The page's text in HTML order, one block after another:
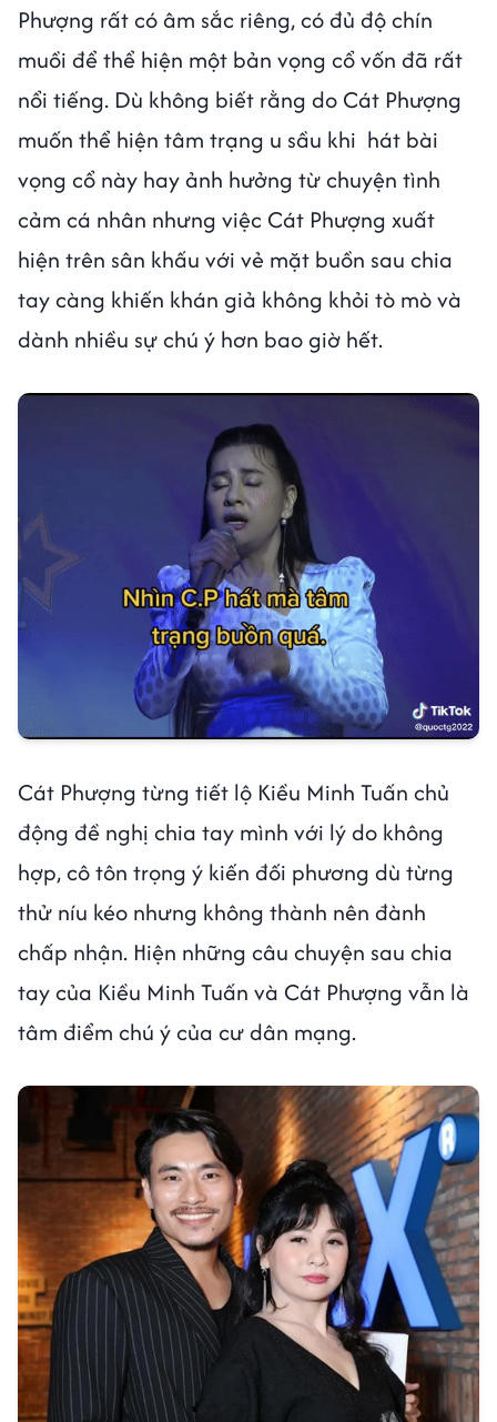
Phượng rất có âm sắc riêng, có đủ độ chín
muồi để thể hiện một bản vọng cổ vốn đã rất
nổi tiếng. Dù không biết rằng do Cát Phượng
muốn thể hiện tâm trạng u sầu khi hát bài
vọng cổ này hay ảnh hưởng từ chuyện tình
cảm cá nhân nhưng việc Cát Phượng xuất
hiện trên sân khấu với vẻ mặt buồn sau chia
tay càng khiến khán giả không khỏi tò mò và
dành nhiều sự chú ý hơn bao giờ hết.
Cát Phượng từng tiết lộ Kiều Minh Tuấn chủ
động đề nghị chia tay mình với lý do không
hợp, cô tôn trọng ý kiến đối phương dù từng
thử níu kéo nhưng không thành nên đành
chấp nhận. Hiện những câu chuyện sau chia
tay của Kiều Minh Tuấn và Cát Phượng vẫn là
tâm điểm chú ý của cư dân mạng.